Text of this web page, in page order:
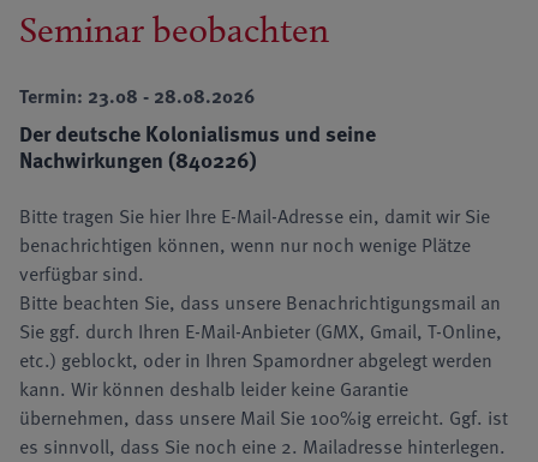
Seminar beobachten
Termin: 23.08 - 28.08.2026
Der deutsche Kolonialismus und seine
Nachwirkungen (840226)
Bitte tragen Sie hier Ihre E-Mail-Adresse ein, damit wir Sie
benachrichtigen können, wenn nur noch wenige Plätze
verfügbar sind.
Bitte beachten Sie, dass unsere Benachrichtigungsmail an
Sie ggf. durch Ihren E-Mail-Anbieter (GMX, Gmail, T-Online,
etc.) geblockt, oder in Ihren Spamordner abgelegt werden
kann. Wir können deshalb leider keine Garantie
übernehmen, dass unsere Mail Sie 100%ig erreicht. Ggf. ist
es sinnvoll, dass Sie noch eine 2. Mailadresse hinterlegen.